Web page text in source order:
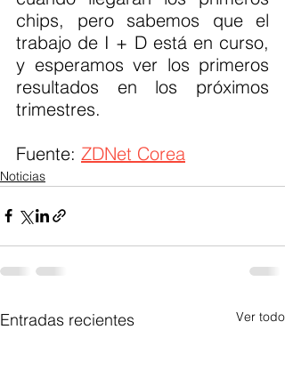
chips, pero sabemos que el
trabajo de I + D está en curso,
y esperamos ver los primeros
resultados en los próximos
trimestres.
Fuente: ZDNet Corea
Noticias
Entradas recientes Ver todo